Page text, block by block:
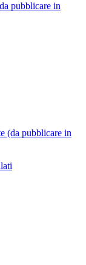
pubblicare in
(da pubblicare in